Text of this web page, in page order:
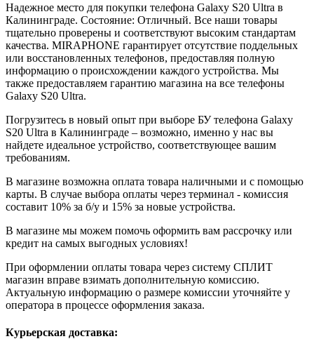
Надежное место для покупки телефона Galaxy S20 Ultra в
Калининграде. Состояние: Отличный. Все наши товары
тщательно проверены и соответствуют высоким стандартам
качества. MIRAPHONE гарантирует отсутствие поддельных
или восстановленных телефонов, предоставляя полную
информацию о происхождении каждого устройства. Мы
также предоставляем гарантию магазина на все телефоны
Galaxy S20 Ultra.
Погрузитесь в новый опыт при выборе БУ телефона Galaxy
S20 Ultra в Калининграде – возможно, именно у нас вы
найдете идеальное устройство, соответствующее вашим
требованиям.
В магазине возможна оплата товара наличными и с помощью
карты. В случае выбора оплаты через терминал - комиссия
составит 10% за б/у и 15% за новые устройства.
В магазине мы можем помочь оформить вам рассрочку или
кредит на самых выгодных условиях!
При оформлении оплаты товара через систему СПЛИТ
магазин вправе взимать дополнительную комиссию.
Актуальную информацию о размере комиссии уточняйте у
оператора в процессе оформления заказа.
Курьерская доставка: